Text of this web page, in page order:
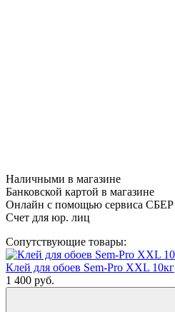
Наличными в магазине
Банковской картой в магазине
Онлайн с помощью сервиса СБЕР
Счет для юр. лиц
Сопутствующие товары:
Клей для обоев Sem-Pro XXL 10кг
1 400 руб.